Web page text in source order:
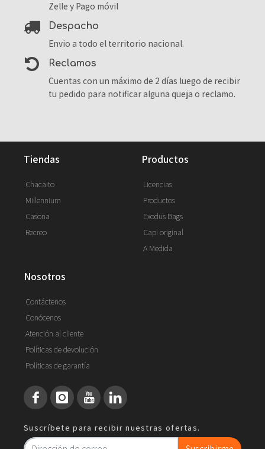
Zelle y Pago móvil
despacho
Envio a todo el territorio nacional.
reclamos
Cuentas con un máximo de 2 días luego de recibir
tu pedido para notificar alguna queja o reclamo.
tiendas
Chacaito
Millennium
Casona
Recreo
productos
Licencias
Productos
Exodus Bags
Capi original
A Medida
nosotros
Contáctenos
Conócenos
Atención al cliente
Políticas de devolución
Políticas de garantía
Suscríbete para recibir nuestras ofertas.